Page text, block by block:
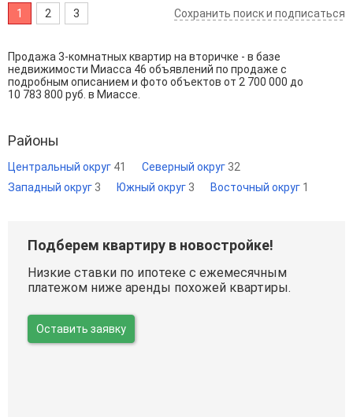
1 2 3 Сохранить поиск и подписаться
Продажа 3-комнатных квартир на вторичке - в базе
недвижимости Миасса 46 объявлений по продаже с
подробным описанием и фото объектов от 2 700 000 до
10 783 800 руб. в Миассе.
Районы
Центральный округ 41 Северный округ 32
Западный округ 3 Южный округ 3 Восточный округ 1
Подберем квартиру в новостройке!
Низкие ставки по ипотеке с ежемесячным
платежом ниже аренды похожей квартиры.
Оставить заявку